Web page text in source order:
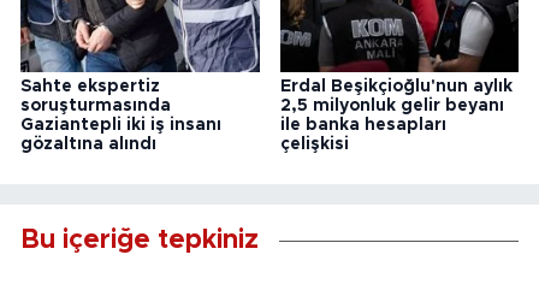
Sahte ekspertiz
soruşturmasında
Gaziantepli iki iş insanı
gözaltına alındı
Erdal Beşikçioğlu'nun aylık
2,5 milyonluk gelir beyanı
ile banka hesapları
çelişkisi
Bu içeriğe tepkiniz